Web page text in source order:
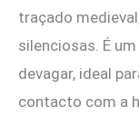
traçado
silenciosas. É
devagar, ideal
contacto com a